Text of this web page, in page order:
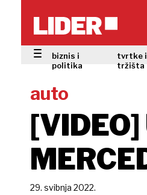
biznis i
politika
tvrtke i
tržišta
auto
[VIDEO]
29. svibnja 2022.